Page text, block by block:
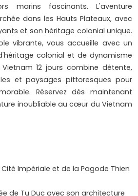
marins fascinants. L'aventure
dans les Hauts Plateaux, avec
et son héritage colonial unique.
vibrante, vous accueille avec un
colonial et de dynamisme
12 jours combine détente,
et paysages pittoresques pour
Réservez dès maintenant
inoubliable au cœur du Vietnam
Impériale et de la Pagode Thien
de Tu Duc avec son architecture